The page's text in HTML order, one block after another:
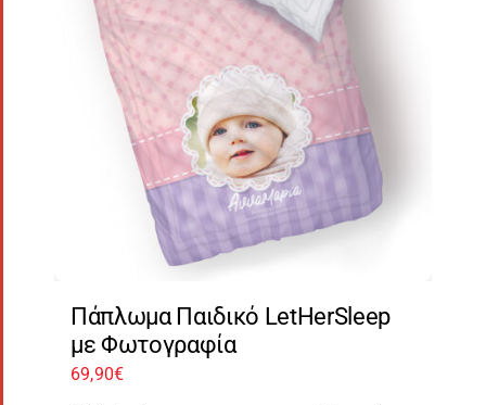
Πάπλωμα Παιδικό LetHerSleep
με Φωτογραφία
69,90€